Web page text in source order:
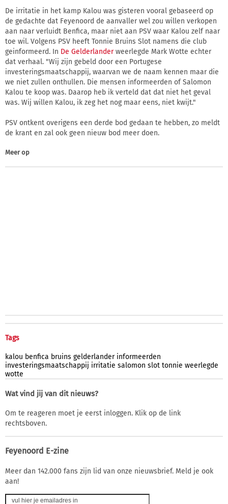
De irritatie in het kamp Kalou was gisteren vooral gebaseerd op
de gedachte dat Feyenoord de aanvaller wel zou willen verkopen
aan naar verluidt Benfica, maar niet aan PSV waar Kalou zelf naar
toe wil. Volgens PSV heeft Tonnie Bruins Slot namens die club
geinformeerd. In De Gelderlanderweerlegde Mark Wotte echter
dat verhaal. "Wij zijn gebeld door een Portugese
investeringsmaatschappij, waarvan we de naam kennen maar die
we niet zullen onthullen. Die mensen informeerden of Salomon
Kalou te koop was. Daarop heb ik verteld dat dat niet het geval
was. Wij willen Kalou, ik zeg het nog maar eens, niet kwijt."
PSV ontkent overigens een derde bod gedaan te hebben, zo meldt
de krant en zal ook geen nieuw bod meer doen.
Meer op
Tags
kalou benfica bruins gelderlander informeerden
investeringsmaatschappij irritatie salomon slot tonnie weerlegde
wotte
Wat vind jij van dit nieuws?
Om te reageren moet je eerst inloggen. Klik op de link
rechtsboven.
Feyenoord E-zine
Meer dan 142.000 fans zijn lid van onze nieuwsbrief. Meld je ook
aan!